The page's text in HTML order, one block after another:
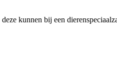
kunnen bij een